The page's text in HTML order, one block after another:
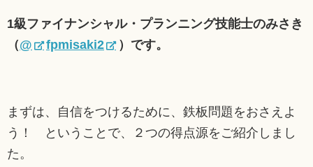
1級ファイナンシャル・プランニング技能士のみさき
（@ fpmisaki2 ）です。
まずは、自信をつけるために、鉄板問題をおさえよ
う！ ということで、２つの得点源をご紹介しまし
た。